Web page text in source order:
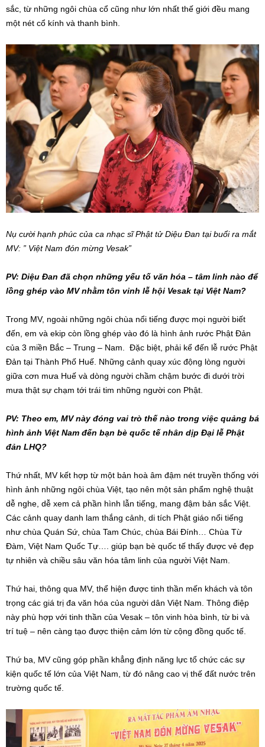
sắc, từ những ngôi chùa cổ cũng như lớn nhất thế giới đều mang
một nét cổ kính và thanh bình.
Nụ cười hạnh phúc của ca nhạc sĩ Phật tử Diệu Đan tại buổi ra mắt
MV: ” Việt Nam đón mừng Vesak”
PV: Diệu Đan đã chọn những yếu tố văn hóa – tâm linh nào để
lồng ghép vào MV nhằm tôn vinh lễ hội Vesak tại Việt Nam?
Trong MV, ngoài những ngôi chùa nổi tiếng được mọi người biết
đến, em và ekip còn lồng ghép vào đó là hình ảnh rước Phật Đản
của 3 miền Bắc – Trung – Nam. Đặc biệt, phải kể đến lễ rước Phật
Đản tại Thành Phố Huế. Những cảnh quay xúc động lòng người
giữa cơn mưa Huế và dòng người chầm chậm bước đi dưới trời
mưa thật sự chạm tới trái tim những người con Phật.
PV: Theo em, MV này đóng vai trò thế nào trong việc quảng bá
hình ảnh Việt Nam đến bạn bè quốc tế nhân dịp Đại lễ Phật
đản LHQ?
Thứ nhất, MV kết hợp từ một bản hoà âm đậm nét truyền thống với
hình ảnh những ngôi chùa Việt, tạo nên một sản phẩm nghệ thuật
dễ nghe, dễ xem cả phần hình lẫn tiếng, mang đậm bản sắc Việt.
Các cảnh quay danh lam thắng cảnh, di tích Phật giáo nổi tiếng
như chùa Quán Sứ, chùa Tam Chúc, chùa Bái Đính… Chùa Từ
Đàm, Việt Nam Quốc Tự…. giúp bạn bè quốc tế thấy được vẻ đẹp
tự nhiên và chiều sâu văn hóa tâm linh của người Việt Nam.
Thứ hai, thông qua MV, thể hiện được tinh thần mến khách và tôn
trọng các giá trị đa văn hóa của người dân Việt Nam. Thông điệp
này phù hợp với tinh thần của Vesak – tôn vinh hòa bình, từ bi và
trí tuệ – nên càng tạo được thiện cảm lớn từ cộng đồng quốc tế.
Thứ ba, MV cũng góp phần khẳng định năng lực tổ chức các sự
kiện quốc tế lớn của Việt Nam, từ đó nâng cao vị thế đất nước trên
trường quốc tế.